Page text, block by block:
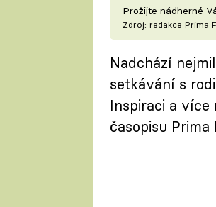
Prožijte nádherné
Zdroj: redakce Prima
Nadchází
setkávání s
Inspiraci a
časopisu Prima